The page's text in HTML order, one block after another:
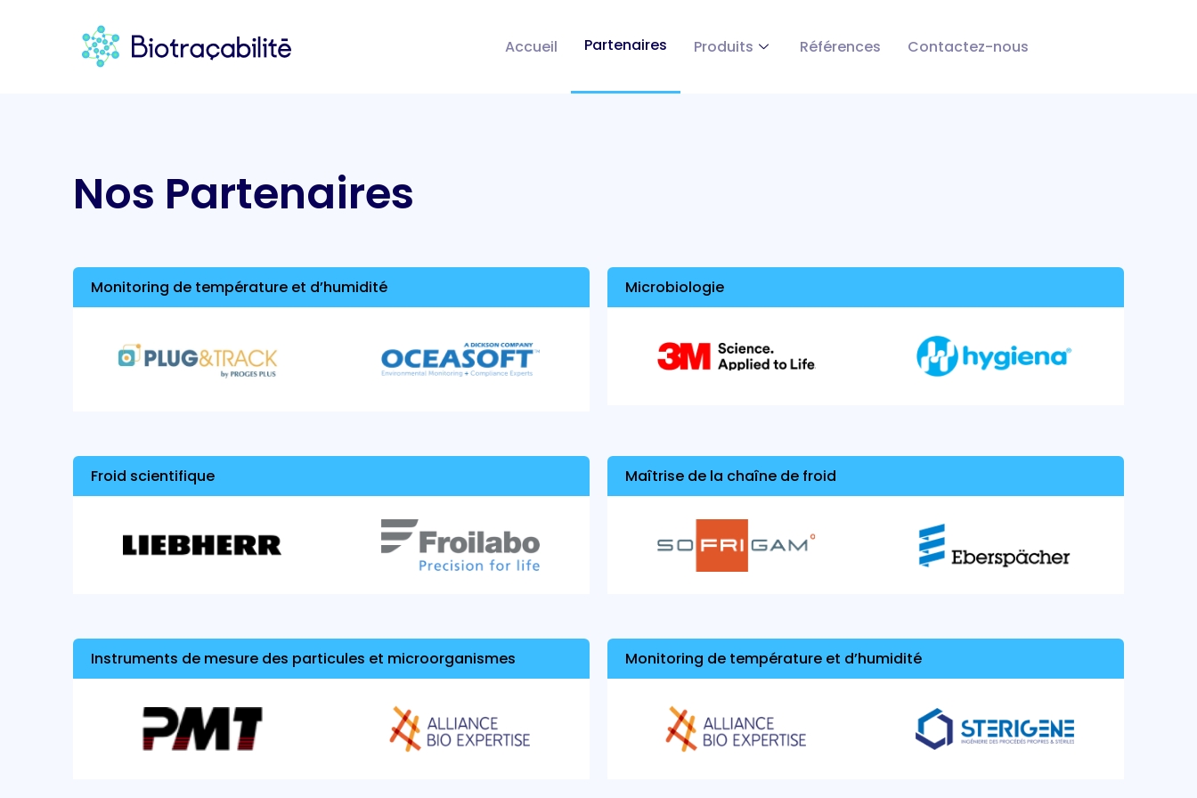
Accueil Partenaires Produits Références Contactez-nous
Nos Partenaires
Monitoring de température et d’humidité Microbiologie
Froid scientifique Maîtrise de la chaîne de froid
Instruments de mesure des particules et microorganismes Monitoring de température et d’humidité